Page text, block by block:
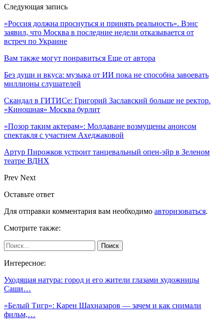
Следующая запись
«Россия должна проснуться и принять реальность». Вэнс
заявил, что Москва в последние недели отказывается от
встреч по Украине
Вам также могут понравиться Еще от автора
Без души и вкуса: музыка от ИИ пока не способна завоевать
миллионы слушателей
Скандал в ГИТИСе: Григорий Заславский больше не ректор.
«Киношная» Москва бурлит
«Позор таким актерам»: Молдаване возмущены анонсом
спектакля с участием Ахеджаковой
Артур Пирожков устроит танцевальный опен-эйр в Зеленом
театре ВДНХ
Prev Next
Оставьте ответ
Для отправки комментария вам необходимо авторизоваться.
Смотрите также:
Интересное:
Уходящая натура: город и его жители глазами художницы
Саши…
«Белый Тигр»: Карен Шахназаров — зачем и как снимали
фильм,…